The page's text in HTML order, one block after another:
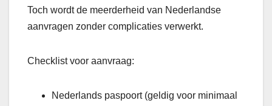
Toch wordt de meerderheid van Nederlandse
aanvragen zonder complicaties verwerkt.
Checklist voor aanvraag:
Nederlands paspoort (geldig voor minimaal